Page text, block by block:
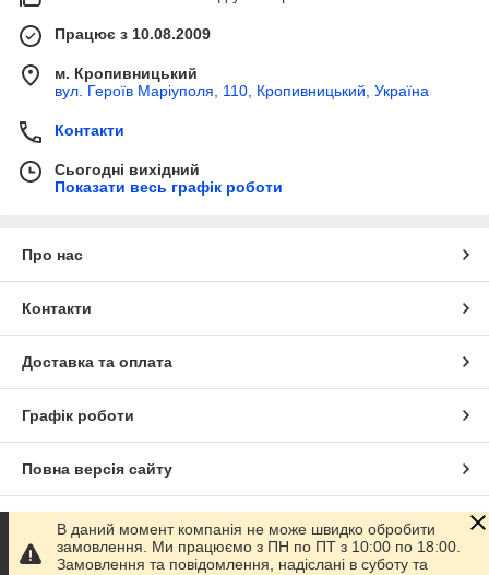
Працює з 10.08.2009
м. Кропивницький
вул. Героїв Маріуполя, 110, Кропивницький, Україна
Контакти
Сьогодні вихідний
Показати весь графік роботи
Про нас
Контакти
Доставка та оплата
Графік роботи
Повна версія сайту
Сайт створено на маркетплейсі
В даний момент компанія не може швидко обробити
замовлення. Ми працюємо з ПН по ПТ з 10:00 по 18:00.
Замовлення та повідомлення, надіслані в суботу та